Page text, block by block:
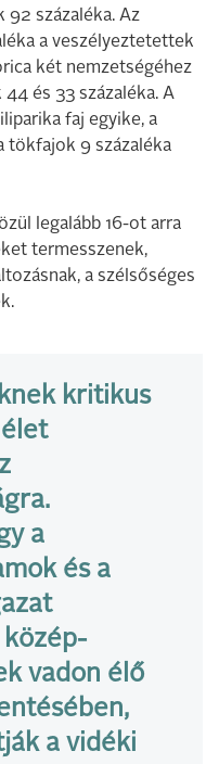
92 százaléka. Az
a veszélyeztetettek
két nemzetségéhez
és 33 százaléka. A
faj egyike, a
tökfajok 9 százaléka
legalább 16-ot arra
termesszenek,
a szélsőséges
kritikus
a
és a
vadon élő
a vidéki